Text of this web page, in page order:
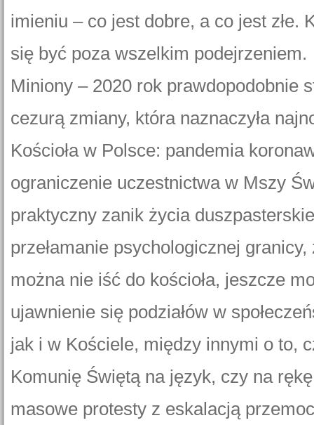
imieniu – co jest dobre, a co jest złe.
się być poza wszelkim podejrzeniem.
Miniony – 2020 rok prawdopodobnie
cezurą zmiany, która naznaczyła
Kościoła w Polsce: pandemia
ograniczenie uczestnictwa w Mszy
praktyczny zanik życia
przełamanie psychologicznej
można nie iść do kościoła, jeszcze
ujawnienie się podziałów w
jak i w Kościele, między innymi o to,
Komunię Świętą na język, czy na
masowe protesty z eskalacją